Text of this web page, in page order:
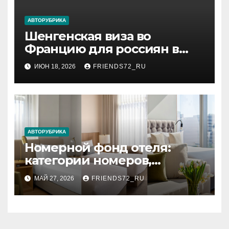
АВТОРУБРИКА
Шенгенская виза во
Францию для россиян в
2026 году: сроки от 3 дней и
список необходимых
документов
ИЮН 18, 2026 FRIENDS72_RU
АВТОРУБРИКА
Номерной фонд отеля:
категории номеров,
вместимость и стандартное
оснащение
МАЙ 27, 2026 FRIENDS72_RU